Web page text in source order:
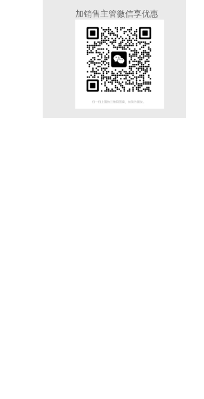
加销售主管微信享优惠